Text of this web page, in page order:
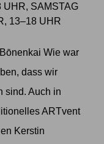
UHR, SAMSTAG
13–18 UHR
Wie war
dass wir
sind. Auch in
ARTvent
Kerstin